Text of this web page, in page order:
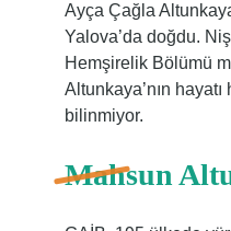
Ayça Çağla
Yalova’da doğdu.
Hemşirelik Bölümü
Altunkaya’nın
bilinmiyor.
Mahsun